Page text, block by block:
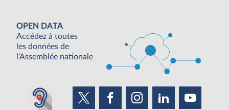
OPEN DATA
Accédez à toutes
les données de
l'Assemblée nationale